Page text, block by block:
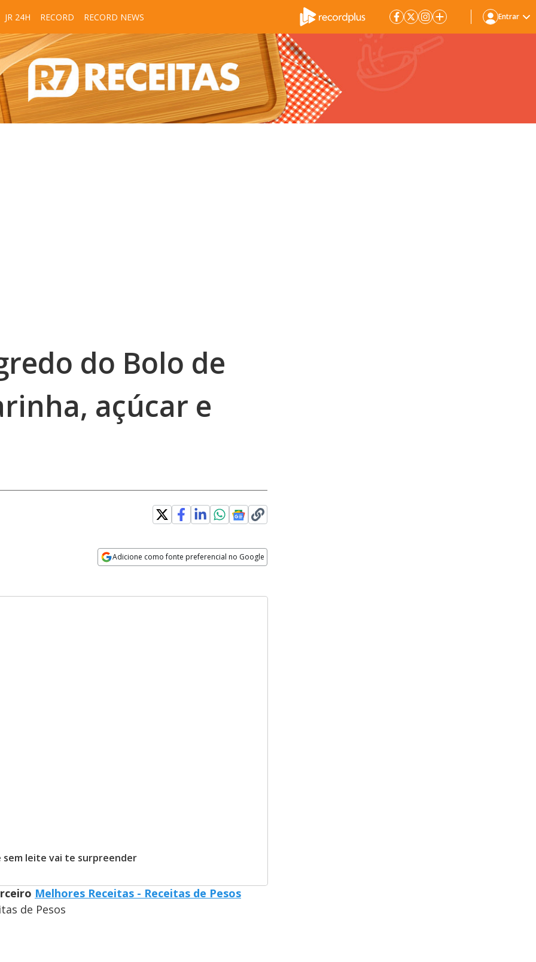
JR 24H RECORD RECORD NEWS Entrar
do Bolo de
açúcar e
Adicione como fonte preferencial no Google
sem leite vai te surpreender
Melhores Receitas - Receitas de Pesos
de Pesos